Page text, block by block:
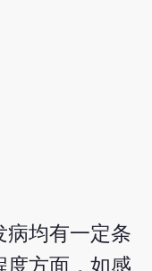
病均有一定条
度方面，如感